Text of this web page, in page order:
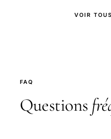
VOIR
FAQ
Questions